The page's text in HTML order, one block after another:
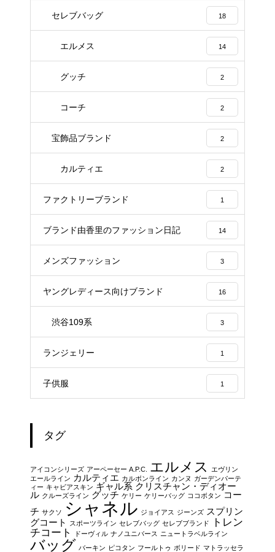
セレブバッグ 18
エルメス 14
グッチ 2
コーチ 2
宝飾品ブランド 2
カルティエ 2
ファクトリーブランド 1
ブランド由香里のファッション日記 14
メンズファッション 3
ヤングレディース向けブランド 16
渋谷109系 3
ランジェリー 1
子供服 1
タグ
アイコンシリーズ アーペーセー A.P.C. エルメス
エヴリン
エールライン カルティエ カルボンライン カンヌ ガーデンパーテ
ィー キャビアスキン ギャル系 クリスチャン・ディオー
ル クルーズライン グッチ ケリー ケリーバッグ ココボタン コー
チ サクソ シャネル ジョイアス ジーンズ スプリン
グコート
スポーツライン セレブバッグ セレブブランド
トレン
チコート
ドーヴィル ナノユニバース ニュートラベルライン
バッグ バーキン ピコタン フールトゥ ボリード マトラッセラ